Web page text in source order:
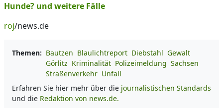
Hunde? und weitere Fälle
roj/news.de
Themen: Bautzen Blaulichtreport Diebstahl Gewalt
Görlitz Kriminalität Polizeimeldung Sachsen
Straßenverkehr Unfall
Erfahren Sie hier mehr über die journalistischen Standards
und die Redaktion von news.de.